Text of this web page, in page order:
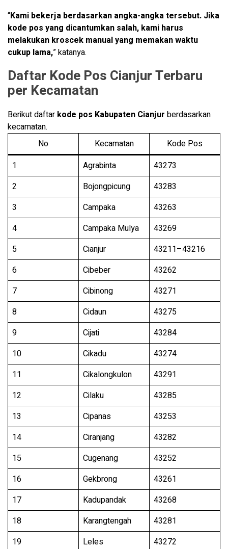
“Kami bekerja berdasarkan angka-angka tersebut. Jika
kode pos yang dicantumkan salah, kami harus
melakukan kroscek manual yang memakan waktu
cukup lama,” katanya.
Daftar Kode Pos Cianjur Terbaru
per Kecamatan
Berikut daftar kode pos Kabupaten Cianjur berdasarkan
kecamatan.
No
Kecamatan
Kode Pos
1
Agrabinta
43273
2
Bojongpicung
43283
3
Campaka
43263
4
Campaka Mulya
43269
5
Cianjur
43211–43216
6
Cibeber
43262
7
Cibinong
43271
8
Cidaun
43275
9
Cijati
43284
10
Cikadu
43274
11
Cikalongkulon
43291
12
Cilaku
43285
13
Cipanas
43253
14
Ciranjang
43282
15
Cugenang
43252
16
Gekbrong
43261
17
Kadupandak
43268
18
Karangtengah
43281
19
Leles
43272